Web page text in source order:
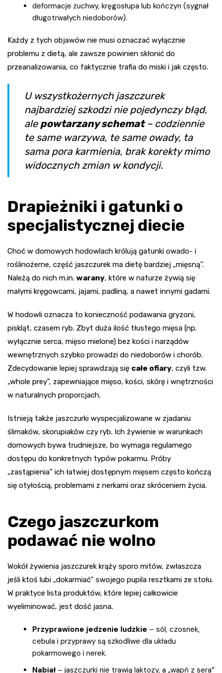
deformacje żuchwy, kręgosłupa lub kończyn (sygnał
długotrwałych niedoborów).
Każdy z tych objawów nie musi oznaczać wyłącznie
problemu z dietą, ale zawsze powinien skłonić do
przeanalizowania, co faktycznie trafia do miski i jak często.
U wszystkożernych jaszczurek
najbardziej szkodzi nie pojedynczy błąd,
ale powtarzany schemat– codziennie
te same warzywa, te same owady, ta
sama pora karmienia, brak korekty mimo
widocznych zmian w kondycji.
Drapieżniki i gatunki o
specjalistycznej diecie
Choć w domowych hodowlach królują gatunki owado- i
roślinożerne, część jaszczurek ma dietę bardziej „mięsną”.
Należą do nich m.in. warany, które w naturze żywią się
małymi kręgowcami, jajami, padliną, a nawet innymi gadami.
W hodowli oznacza to konieczność podawania gryzoni,
piskląt, czasem ryb. Zbyt duża ilość tłustego mięsa (np.
wyłącznie serca, mięso mielone) bez kości i narządów
wewnętrznych szybko prowadzi do niedoborów i chorób.
Zdecydowanie lepiej sprawdzają się całe ofiary, czyli tzw.
„whole prey”, zapewniające mięso, kości, skórę i wnętrzności
w naturalnych proporcjach.
Istnieją także jaszczurki wyspecjalizowane w zjadaniu
ślimaków, skorupiaków czy ryb. Ich żywienie w warunkach
domowych bywa trudniejsze, bo wymaga regularnego
dostępu do konkretnych typów pokarmu. Próby
„zastąpienia” ich łatwiej dostępnym mięsem często kończą
się otyłością, problemami z nerkami oraz skróceniem życia.
Czego jaszczurkom
podawać nie wolno
Wokół żywienia jaszczurek krąży sporo mitów, zwłaszcza
jeśli ktoś lubi „dokarmiać” swojego pupila resztkami ze stołu.
W praktyce lista produktów, które lepiej całkowicie
wyeliminować, jest dość jasna.
Przyprawione jedzenie ludzkie – sól, czosnek,
cebula i przyprawy są szkodliwe dla układu
pokarmowego i nerek.
Nabiał– jaszczurki nie trawią laktozy, a „wapń z sera”